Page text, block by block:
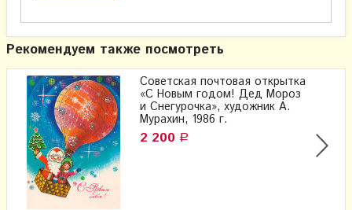
Рекомендуем также посмотреть
Советская почтовая открытка
«С Новым годом! Дед Мороз
и Снегурочка», художник А.
Мурахин, 1986 г.
2 200 Р